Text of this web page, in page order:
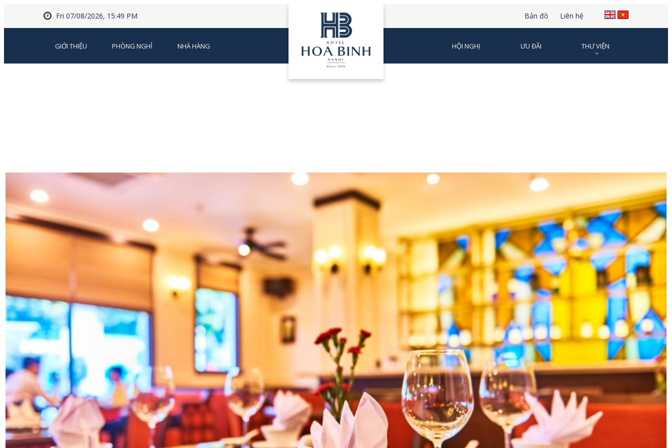
Fri 07/08/2026, 15:49 PM Bản đồ Liên hệ
GIỚI THIỆU PHÒNG NGHỈ NHÀ HÀNG HỘI NGHỊ ƯU ĐÃI THƯ VIỆN